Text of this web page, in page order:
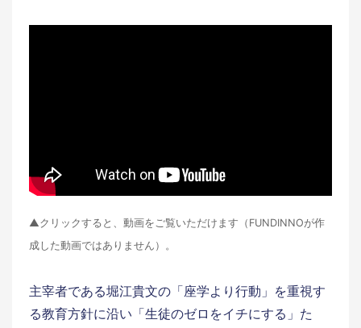
▲クリックすると、動画をご覧いただけます（FUNDINNOが作
成した動画ではありません）。
主宰者である堀江貴文の「座学より行動」を重視す
る教育方針に沿い「生徒のゼロをイチにする」た